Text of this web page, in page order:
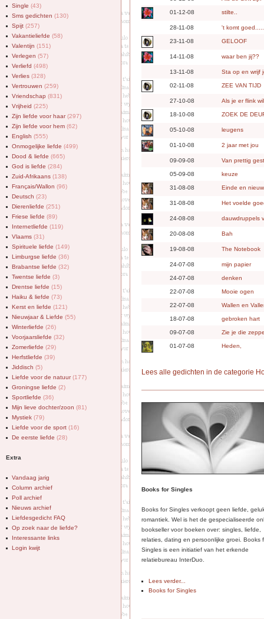
01-12-08 stilte..
28-11-08 't komt
23-11-08 GELOOF
14-11-08 waar ben jij??
13-11-08 Sta op en wrijf
02-11-08 ZEE VAN TIJD
27-10-08 Als je er flink
18-10-08 ZOEK DE
05-10-08 leugens
01-10-08 2 jaar met jou
09-09-08 Van prettig
05-09-08 keuze
31-08-08 Einde en
31-08-08 Het voelde
24-08-08 dauwdruppels
20-08-08 Bah
19-08-08 The Notebook
24-07-08 mijn papier
24-07-08 denken
22-07-08 Mooie ogen
22-07-08 Wallen en
18-07-08 gebroken hart
09-07-08 Zie je die
01-07-08 Heden,
Lees alle gedichten in de categorie
Books for Singles
Books for Singles verkoopt geen liefde,
romantiek. Wel is het de gespecialiseerde
bookseller voor boeken over: singles, liefde,
relaties, dating en persoonlijke groei. Books
Singles is een initiatief van het erkende
relatiebureau InterDuo.
Lees verder...
Books for Singles
Single (43)
Sms gedichten (130)
Spijt (257)
Vakantieliefde (58)
Valentijn (151)
Verlegen (57)
Verliefd (498)
Verlies (328)
Vertrouwen (259)
Vriendschap (831)
Vrijheid (225)
Zijn liefde voor haar(297)
Zijn liefde voor hem (62)
English (555)
Onmogelijke liefde (499)
Dood & liefde (665)
God is liefde (284)
Zuid-Afrikaans (138)
Français/Wallon (96)
Deutsch (23)
Dierenliefde (251)
Friese liefde (89)
Internetliefde (119)
Vlaams (31)
Spirituele liefde (149)
Limburgse liefde (36)
Brabantse liefde (32)
Twentse liefde (3)
Drentse liefde (15)
Haiku & liefde (73)
Kerst en liefde (121)
Nieuwjaar & Liefde (55)
Winterliefde (26)
Voorjaarsliefde (32)
Zomerliefde (29)
Herfstliefde (39)
Jiddisch (5)
Liefde voor de natuur(177)
Groningse liefde (2)
Sportliefde (36)
Mijn lieve dochter/zoon (81)
Mystiek (79)
Liefde voor de sport (16)
De eerste liefde (28)
Extra
Vandaag jarig
Column archief
Poll archief
Nieuws archief
Liefdesgedicht FAQ
Op zoek naar de liefde?
Interessante links
Login kwijt